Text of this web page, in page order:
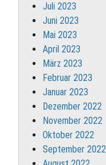
Juli 2023
Juni 2023
Mai 2023
April 2023
März 2023
Februar 2023
Januar 2023
Dezember 2022
November 2022
Oktober 2022
September 2022